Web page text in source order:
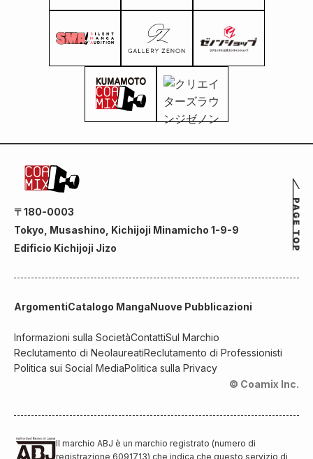
〒180-0003
Tokyo, Musashino, Kichijoji Minamicho 1-9-9
Edificio Kichijoji Jizo
ArgomentiCatalogo MangaNuove Pubblicazioni
Informazioni sulla SocietàContattiSul Marchio
Reclutamento di NeolaureatiReclutamento di Professionisti
Politica sui Social MediaPolitica sulla Privacy
© Coamix Inc.
Il marchio ABJ è un marchio registrato (numero di
registrazione 6091713) che indica che questo servizio di